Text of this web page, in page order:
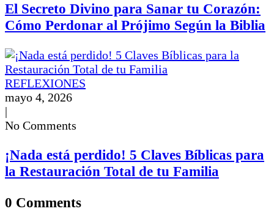
El Secreto Divino para Sanar tu Corazón:
Cómo Perdonar al Prójimo Según la Biblia
REFLEXIONES
mayo 4, 2026
|
No Comments
¡Nada está perdido! 5 Claves Bíblicas para
la Restauración Total de tu Familia
0 Comments